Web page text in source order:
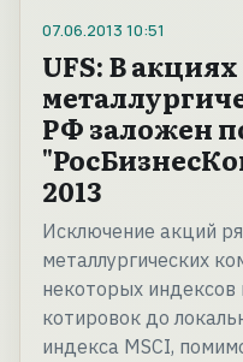
07.06.2013 10:51
UFS: В акциях
РФ заложен
2013
Исключение акций
металлургических
некоторых
котировок до
индекса MSCI,